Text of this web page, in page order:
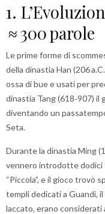
1.
≈ 300 parole
Le prime forme di
della dinastia Han (206
ossa di bue e usati per
dinastia Tang (618‑907) il
diventando un
Seta.
Durante la dinastia Ming
vennero introdotte dodici
“Piccola”, e il gioco trovò
templi dedicati a Guandi,
laccato, erano